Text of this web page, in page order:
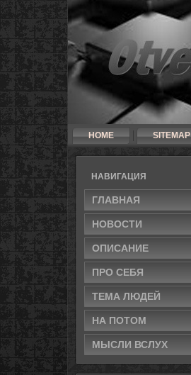
HOME SITEMAP
НАВИГАЦИЯ
ГЛАВНАЯ
НОВОСТИ
ОПИСАНИЕ
ПРО СЕБЯ
ТЕМА ЛЮДЕЙ
НА ПОТОМ
МЫСЛИ ВСЛУХ